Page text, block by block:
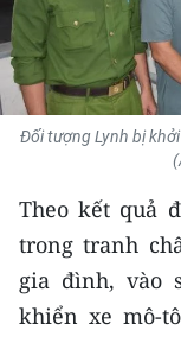
KHOA HỌC -
MÔI TRƯỜNG
BẠN ĐỌC
TRI THỨC
54 DÂN TỘC VIỆT
Đối tượng Lynh bị
Theo kết quả
trong tranh
gia đình, vào
khiển xe mô-